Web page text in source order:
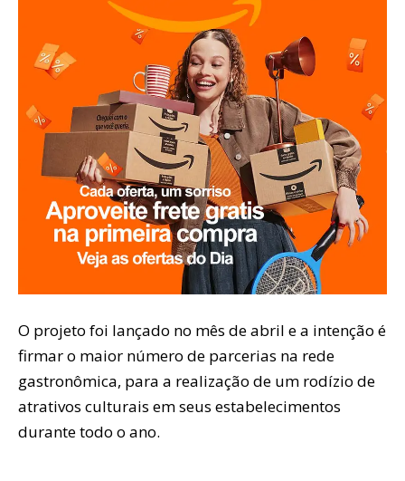
O projeto foi lançado no mês de abril e a intenção é
firmar o maior número de parcerias na rede
gastronômica, para a realização de um rodízio de
atrativos culturais em seus estabelecimentos
durante todo o ano.